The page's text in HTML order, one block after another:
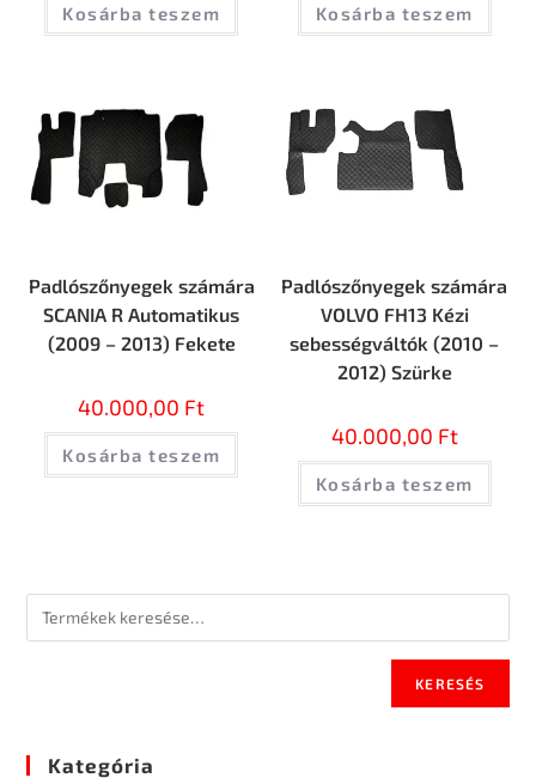
Kosárba teszem Kosárba teszem
Padlószőnyegek számára
SCANIA R Automatikus
(2009 – 2013) Fekete
40.000,00 Ft
Kosárba teszem
Padlószőnyegek számára
VOLVO FH13 Kézi
sebességváltók (2010 –
2012) Szürke
40.000,00 Ft
Kosárba teszem
KERESÉS
Kategória